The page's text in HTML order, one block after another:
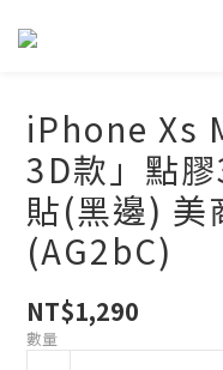
iPhone Xs
3D款」點
貼(黑邊) 美
(AG2bC)
NT$1,290
數量